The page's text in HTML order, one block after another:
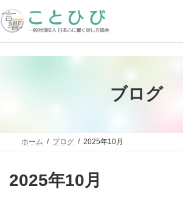
ン
テ
へ
ビ
ゲ
ョ
ブログ
ホーム ブログ 2025年10月
2025年10月